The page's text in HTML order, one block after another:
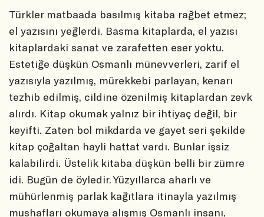
Türkler matbaada basılmış kitaba rağbet etmez;
el yazısını yeğlerdi. Basma kitaplarda, el yazısı
kitaplardaki sanat ve zarafetten eser yoktu.
Estetiğe düşkün Osmanlı münevverleri, zarif el
yazısıyla yazılmış, mürekkebi parlayan, kenarı
tezhib edilmiş, cildine özenilmiş kitaplardan zevk
alırdı. Kitap okumak yalnız bir ihtiyaç değil, bir
keyifti. Zaten bol mikdarda ve gayet seri şekilde
kitap çoğaltan hayli hattat vardı. Bunlar işsiz
kalabilirdi. Üstelik kitaba düşkün belli bir zümre
idi. Bugün de öyledir. Yüzyıllarca aharlı ve
mühürlenmiş parlak kağıtlara itinayla yazılmış
mushafları okumaya alışmış Osmanlı insanı,